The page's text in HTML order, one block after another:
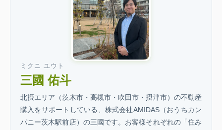
ミクニ ユウト
三國 佑斗
北摂エリア（茨木市・高槻市・吹田市・摂津市）の不動産
購入をサポートしている、株式会社AMIDAS（おうちカン
パニー茨木駅前店）の三國です。お客様それぞれの「住み